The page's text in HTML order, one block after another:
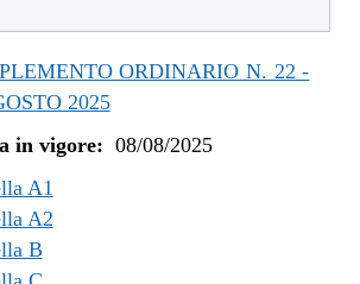
ORDINARIO N. 22 -
2025
in vigore: 08/08/2025
A1
A2
B